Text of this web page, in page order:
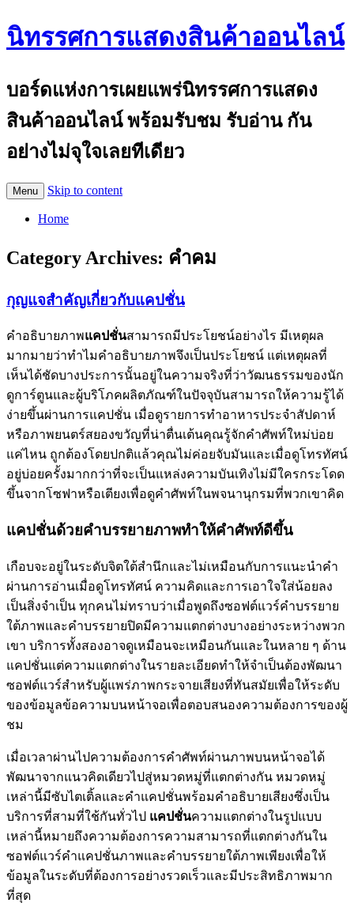
นิทรรศการแสดงสินค้าออนไลน์
บอร์ดแห่งการเผยแพร่นิทรรศการแสดง
สินค้าออนไลน์ พร้อมรับชม รับอ่าน กัน
อย่างไม่จุใจเลยทีเดียว
Menu Skip to content
Home
Category Archives: คำคม
กุญแจสำคัญเกี่ยวกับแคปชั่น
คำอธิบายภาพแคปชั่นสามารถมีประโยชน์อย่างไร มีเหตุผล
มากมายว่าทำไมคำอธิบายภาพจึงเป็นประโยชน์ แต่เหตุผลที่
เห็นได้ชัดบางประการนั้นอยู่ในความจริงที่ว่าวัฒนธรรมของนัก
ดูการ์ตูนและผู้บริโภคผลิตภัณฑ์ในปัจจุบันสามารถให้ความรู้ได้
ง่ายขึ้นผ่านการแคปชั่น เมื่อดูรายการทำอาหารประจำสัปดาห์
หรือภาพยนตร์สยองขวัญที่น่าตื่นเต้นคุณรู้จักคำศัพท์ใหม่บ่อย
แค่ไหน ถูกต้องโดยปกติแล้วคุณไม่ค่อยจับมันและเมื่อดูโทรทัศน์
อยู่บ่อยครั้งมากกว่าที่จะเป็นแหล่งความบันเทิงไม่มีใครกระโดด
ขึ้นจากโซฟาหรือเตียงเพื่อดูคำศัพท์ในพจนานุกรมที่พวกเขาคิด
แคปชั่นด้วยคำบรรยายภาพทำให้คำศัพท์ดีขึ้น
เกือบจะอยู่ในระดับจิตใต้สำนึกและไม่เหมือนกับการแนะนำคำ
ผ่านการอ่านเมื่อดูโทรทัศน์ ความคิดและการเอาใจใส่น้อยลง
เป็นสิ่งจำเป็น ทุกคนไม่ทราบว่าเมื่อพูดถึงซอฟต์แวร์คำบรรยาย
ใต้ภาพและคำบรรยายปิดมีความแตกต่างบางอย่างระหว่างพวก
เขา บริการทั้งสองอาจดูเหมือนจะเหมือนกันและในหลาย ๆ ด้าน
แคปชั่นแต่ความแตกต่างในรายละเอียดทำให้จำเป็นต้องพัฒนา
ซอฟต์แวร์สำหรับผู้แพร่ภาพกระจายเสียงที่ทันสมัยเพื่อให้ระดับ
ของข้อมูลข้อความบนหน้าจอเพื่อตอบสนองความต้องการของผู้
ชม
เมื่อเวลาผ่านไปความต้องการคำศัพท์ผ่านภาพบนหน้าจอได้
พัฒนาจากแนวคิดเดียวไปสู่หมวดหมู่ที่แตกต่างกัน หมวดหมู่
เหล่านี้มีซับไตเติ้ลและคำแคปชั่นพร้อมคำอธิบายเสียงซึ่งเป็น
บริการที่สามที่ใช้กันทั่วไป แคปชั่นความแตกต่างในรูปแบบ
เหล่านี้หมายถึงความต้องการความสามารถที่แตกต่างกันใน
ซอฟต์แวร์คำแคปชั่นภาพและคำบรรยายใต้ภาพเพียงเพื่อให้
ข้อมูลในระดับที่ต้องการอย่างรวดเร็วและมีประสิทธิภาพมาก
ที่สุด